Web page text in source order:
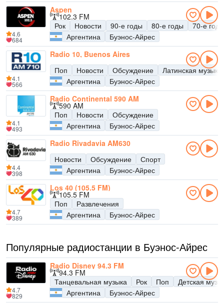
Aspen
102.3 FM
Рок
Новости 90-е годы 80-е годы
70-е годы
Аргентина
Буэнос-Айрес
4.6
684
Radio 10, Buenos Aires
Поп
Новости Обсуждение
Латинская музыка
Аргентина
Буэнос-Айрес
4.1
566
Radio Continental 590 AM
590 AM
Поп
Новости
Обсуждение
Аргентина
Буэнос-Айрес
4.1
493
Radio Rivadavia AM630
Новости
Обсуждение
Спорт
Аргентина
Буэнос-Айрес
4.4
398
Los 40 (105.5 FM)
105.5 FM
Поп
Развлечения
Аргентина
Буэнос-Айрес
4.7
389
Популярные радиостанции в Буэнос-Айрес
Radio Disney 94.3 FM
94.3 FM
Танцевальная музыка
Рок Поп
Детская
Аргентина
Буэнос-Айрес
4.7
829